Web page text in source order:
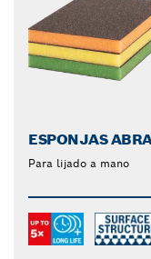
ESPONJAS
Para lijado a mano